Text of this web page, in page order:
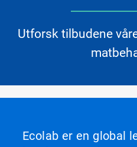
Utforsk tilbudene
Ecolab er en global